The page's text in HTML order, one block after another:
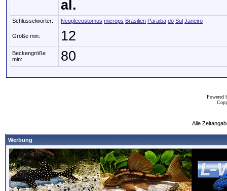
al.
Schlüsselwörter: Neoplecostomus microps Brasilien Paraiba do Sul Janeiro
Größe min: 12
Beckengröße
min:
80
Powered
Alle
Werbung